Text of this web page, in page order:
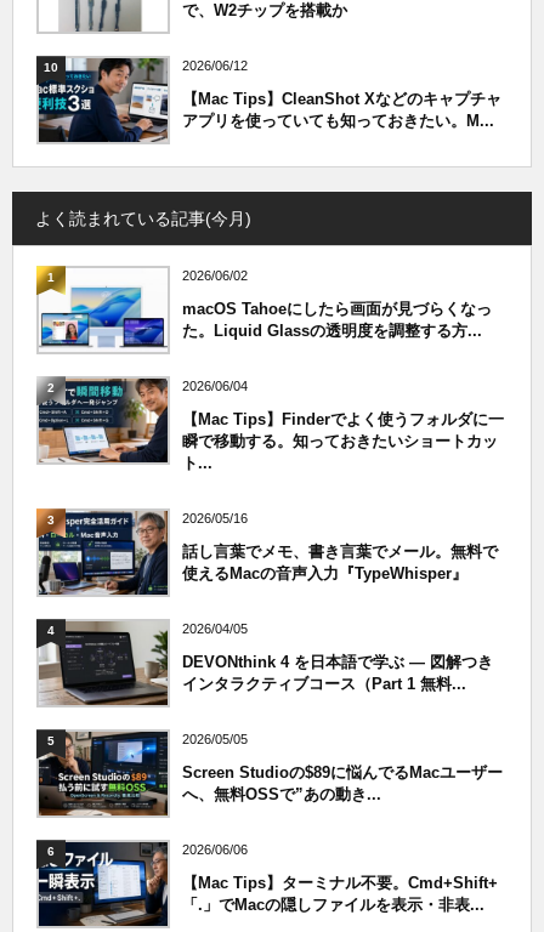
で、W2チップを搭載か
10 2026/06/12
【Mac Tips】CleanShot Xなどのキャプチャ
アプリを使っていても知っておきたい。M...
よく読まれている記事(今月)
1 2026/06/02
macOS Tahoeにしたら画面が見づらくなっ
た。Liquid Glassの透明度を調整する方...
2 2026/06/04
【Mac Tips】Finderでよく使うフォルダに一
瞬で移動する。知っておきたいショートカッ
ト...
3 2026/05/16
話し言葉でメモ、書き言葉でメール。無料で
使えるMacの音声入力『TypeWhisper』
4 2026/04/05
DEVONthink 4 を日本語で学ぶ — 図解つき
インタラクティブコース（Part 1 無料...
5 2026/05/05
Screen Studioの$89に悩んでるMacユーザー
へ、無料OSSで”あの動き...
6 2026/06/06
【Mac Tips】ターミナル不要。Cmd+Shift+
「.」でMacの隠しファイルを表示・非表...